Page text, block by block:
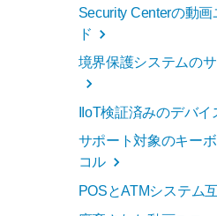
Security Centerの動
ド
境界保護システムの
IIoT検証済みのデバイ
サポート対象のキー
コル
POSとATMシステム